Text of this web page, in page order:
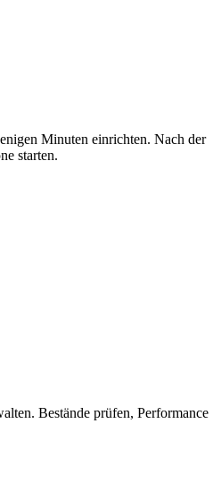
Minuten einrichten. Nach der
starten.
Bestände prüfen, Performance